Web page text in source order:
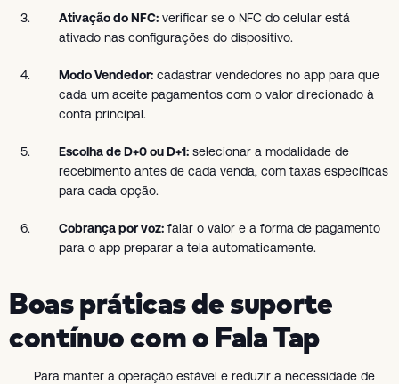
Ativação do NFC: verificar se o NFC do celular está
ativado nas configurações do dispositivo.
Modo Vendedor: cadastrar vendedores no app para que
cada um aceite pagamentos com o valor direcionado à
conta principal.
Escolha de D+0 ou D+1: selecionar a modalidade de
recebimento antes de cada venda, com taxas específicas
para cada opção.
Cobrança por voz: falar o valor e a forma de pagamento
para o app preparar a tela automaticamente.
Boas práticas de suporte
contínuo com o Fala Tap
Para manter a operação estável e reduzir a necessidade de